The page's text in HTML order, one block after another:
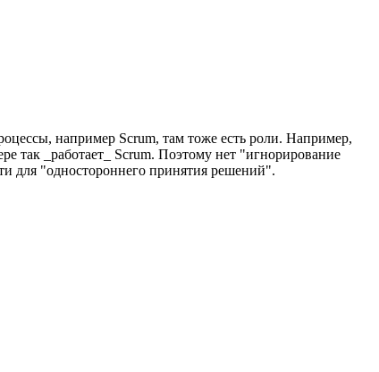
например Scrum, там тоже есть роли. Например,
так _работает_ Scrum. Поэтому нет "игнорирование
для "одностороннего принятия решений".